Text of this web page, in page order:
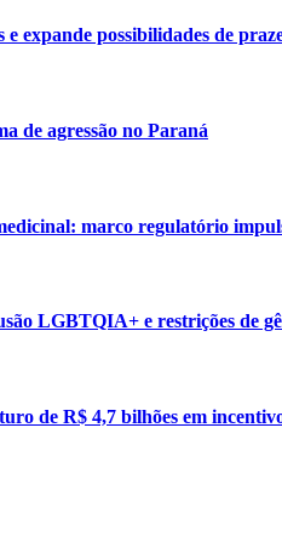
e expande possibilidades de
de agressão no Paraná
marco regulatório
LGBTQIA+ e restrições de
de R$ 4,7 bilhões em